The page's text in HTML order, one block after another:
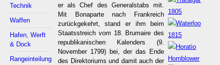
Technik
Waffen
Hafen, Werft
& Dock
Rangeinteilung
er als Chef des Generalstabs mit.
Mit Bonaparte nach Frankreich
zurückgekehrt, stand er ihm beim
Staatsstreich vom 18. Brumaire des
republikanischen Kalenders (9.
November 1799) bei, der das Ende
des Direktoriums und damit auch der